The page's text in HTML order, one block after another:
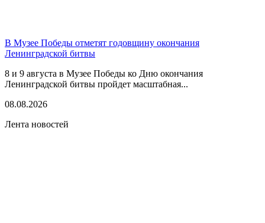
В Музее Победы отметят годовщину окончания
Ленинградской битвы
8 и 9 августа в Музее Победы ко Дню окончания
Ленинградской битвы пройдет масштабная...
08.08.2026
Лента новостей